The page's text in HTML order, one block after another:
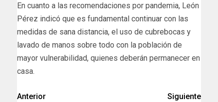
En cuanto a las recomendaciones por pandemia, León
Pérez indicó que es fundamental continuar con las
medidas de sana distancia, el uso de cubrebocas y
lavado de manos sobre todo con la población de
mayor vulnerabilidad, quienes deberán permanecer en
casa.
Anterior
Siguiente